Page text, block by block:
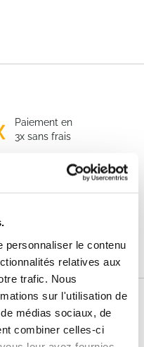
personnaliser le contenu
relatives aux
trafic. Nous
sur l'utilisation de
médias sociaux, de
combiner celles-ci
Paiement en
3x sans frais
SAV & Retours